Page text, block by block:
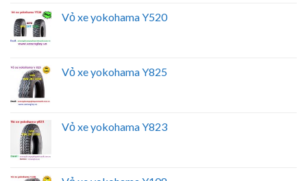
Vỏ xe yokohama Y520
Vỏ xe yokohama Y825
Vỏ xe yokohama Y823